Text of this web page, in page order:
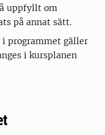
uppfyllt om
på annat sätt.
programmet gäller
i kursplanen